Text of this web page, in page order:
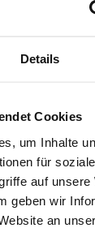
Details
Cookies
um Inhalte
für
auf unsere
geben wir
an